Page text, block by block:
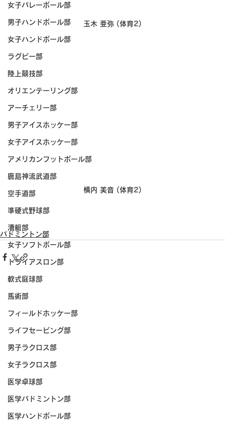
女子バレーボール部
男子ハンドボール部
女子ハンドボール部
ラグビー部
陸上競技部
オリエンテーリング部
アーチェリー部
男子アイスホッケー部
女子アイスホッケー部
アメリカンフットボール部
鹿島神流武道部
空手道部
準硬式野球部
漕艇部
女子ソフトボール部
トライアスロン部
軟式庭球部
馬術部
フィールドホッケー部
ライフセービング部
男子ラクロス部
女子ラクロス部
医学卓球部
医学バドミントン部
医学ハンドボール部
玉木 亜弥 (体育2)
横内 美音 (体育2)
バドミントン部